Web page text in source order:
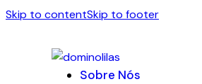
Skip to contentSkip to footer
Sobre Nós